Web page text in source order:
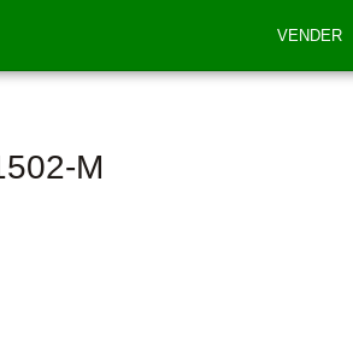
VENDER
M